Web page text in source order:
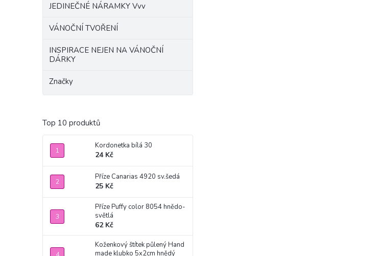
JEDINEČNÉ NÁRAMKY Vvv
VÁNOČNÍ TVOŘENÍ
INSPIRACE NEJEN NA VÁNOČNÍ
DÁRKY
Značky
Top 10 produktů
Kordonetka bílá 30
24 Kč
Příze Canarias 4920 sv.šedá
25 Kč
Příze Puffy color 8054 hnědo-
světlá
62 Kč
Koženkový štítek půlený Hand
made klubko 5x2cm hnědý